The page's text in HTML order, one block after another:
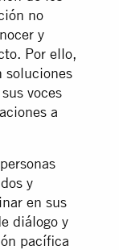
no
y
Por ello,
soluciones
voces
a
y
en sus
diálogo y
pacífica